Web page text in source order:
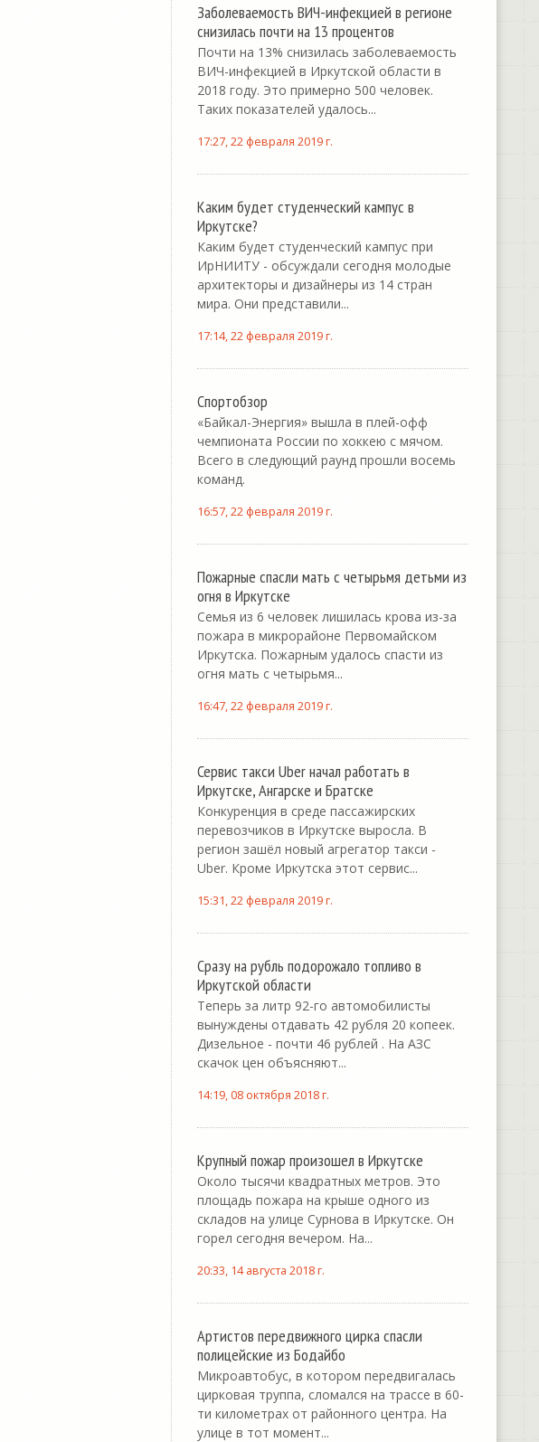
Заболеваемость ВИЧ-инфекцией в регионе
снизилась почти на 13 процентов
Почти на 13% снизилась заболеваемость
ВИЧ-инфекцией в Иркутской области в
2018 году. Это примерно 500 человек.
Таких показателей удалось...
17:27, 22 февраля 2019 г.
Каким будет студенческий кампус в
Иркутске?
Каким будет студенческий кампус при
ИрНИИТУ - обсуждали сегодня молодые
архитекторы и дизайнеры из 14 стран
мира. Они представили...
17:14, 22 февраля 2019 г.
Спортобзор
«Байкал-Энергия» вышла в плей-офф
чемпионата России по хоккею с мячом.
Всего в следующий раунд прошли восемь
команд.
16:57, 22 февраля 2019 г.
Пожарные спасли мать с четырьмя детьми из
огня в Иркутске
Семья из 6 человек лишилась крова из-за
пожара в микрорайоне Первомайском
Иркутска. Пожарным удалось спасти из
огня мать с четырьмя...
16:47, 22 февраля 2019 г.
Сервис такси Uber начал работать в
Иркутске, Ангарске и Братске
Конкуренция в среде пассажирских
перевозчиков в Иркутске выросла. В
регион зашёл новый агрегатор такси -
Uber. Кроме Иркутска этот сервис...
15:31, 22 февраля 2019 г.
Сразу на рубль подорожало топливо в
Иркутской области
Теперь за литр 92-го автомобилисты
вынуждены отдавать 42 рубля 20 копеек.
Дизельное - почти 46 рублей . На АЗС
скачок цен объясняют...
14:19, 08 октября 2018 г.
Крупный пожар произошел в Иркутске
Около тысячи квадратных метров. Это
площадь пожара на крыше одного из
складов на улице Сурнова в Иркутске. Он
горел сегодня вечером. На...
20:33, 14 августа 2018 г.
Артистов передвижного цирка спасли
полицейские из Бодайбо
Микроавтобус, в котором передвигалась
цирковая труппа, сломался на трассе в 60-
ти километрах от районного центра. На
улице в тот момент...